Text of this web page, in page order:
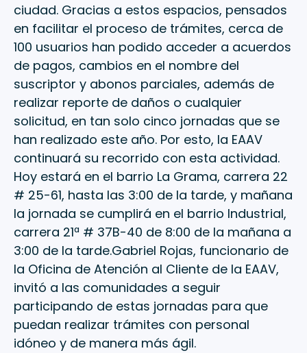
ciudad. Gracias a estos espacios, pensados
en facilitar el proceso de trámites, cerca de
100 usuarios han podido acceder a acuerdos
de pagos, cambios en el nombre del
suscriptor y abonos parciales, además de
realizar reporte de daños o cualquier
solicitud, en tan solo cinco jornadas que se
han realizado este año. Por esto, la EAAV
continuará su recorrido con esta actividad.
Hoy estará en el barrio La Grama, carrera 22
# 25-61, hasta las 3:00 de la tarde, y mañana
la jornada se cumplirá en el barrio Industrial,
carrera 21ª # 37B-40 de 8:00 de la mañana a
3:00 de la tarde.Gabriel Rojas, funcionario de
la Oficina de Atención al Cliente de la EAAV,
invitó a las comunidades a seguir
participando de estas jornadas para que
puedan realizar trámites con personal
idóneo y de manera más ágil.